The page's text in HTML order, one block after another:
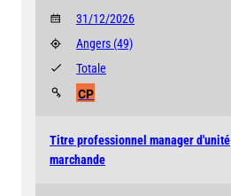
31/12/2026
Angers (49)
CP
Totale
Titre professionnel manager d'unité
marchande